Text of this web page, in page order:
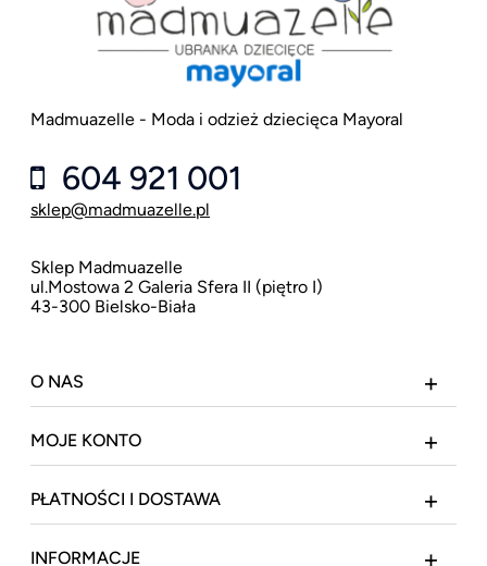
Madmuazelle - Moda i odzież dziecięca Mayoral
604 921 001
sklep@madmuazelle.pl
Sklep Madmuazelle
ul.Mostowa 2 Galeria Sfera II (piętro I)
43-300 Bielsko-Biała
O NAS
MOJE KONTO
PŁATNOŚCI I DOSTAWA
INFORMACJE